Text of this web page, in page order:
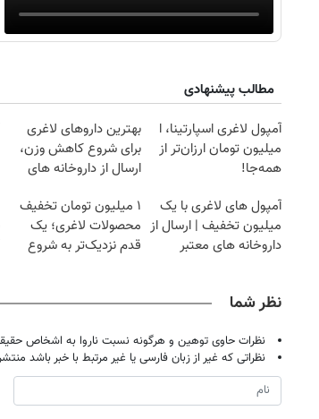
مطالب پیشنهادی
آمپول لاغری اسپارتینا، ا
میلیون تومان ارزان‌تر از
همه‌جا!
بهترین داروهای لاغری
برای شروع کاهش وزن،
ارسال از داروخانه های
آمپول های لاغری با یک
میلیون تخفیف | ارسال از
داروخانه های معتبر
۱ میلیون تومان تخفیف
محصولات لاغری؛ یک
قدم نزدیک‌تر به شروع
نظر شما
نظرات حاوی توهین و هرگونه نسبت ناروا به اشخاص
نظراتی که غیر از زبان فارسی یا غیر مرتبط با خبر باشد